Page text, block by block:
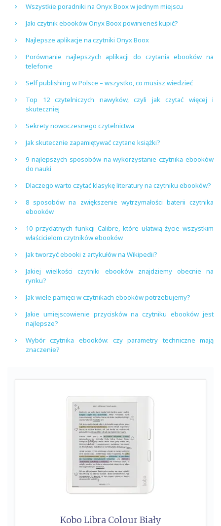
Wszystkie poradniki na Onyx Boox w jednym miejscu
Jaki czytnik ebooków Onyx Boox powinieneś kupić?
Najlepsze aplikacje na czytniki Onyx Boox
Porównanie najlepszych aplikacji do czytania ebooków na
telefonie
Self publishing w Polsce – wszystko, co musisz wiedzieć
Top 12 czytelniczych nawyków, czyli jak czytać więcej i
skuteczniej
Sekrety nowoczesnego czytelnictwa
Jak skutecznie zapamiętywać czytane książki?
9 najlepszych sposobów na wykorzystanie czytnika ebooków
do nauki
Dlaczego warto czytać klasykę literatury na czytniku ebooków?
8 sposobów na zwiększenie wytrzymałości baterii czytnika
ebooków
10 przydatnych funkcji Calibre, które ułatwią życie wszystkim
właścicielom czytników ebooków
Jak tworzyć ebooki z artykułów na Wikipedii?
Jakiej wielkości czytniki ebooków znajdziemy obecnie na
rynku?
Jak wiele pamięci w czytnikach ebooków potrzebujemy?
Jakie umiejscowienie przycisków na czytniku ebooków jest
najlepsze?
Wybór czytnika ebooków: czy parametry techniczne mają
znaczenie?
Kobo Libra Colour Biały